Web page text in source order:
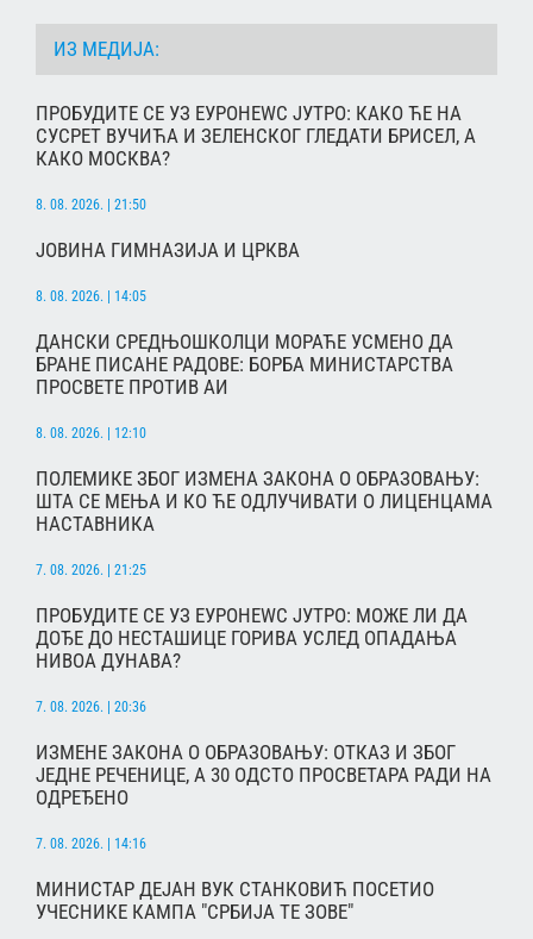
ИЗ МЕДИЈА:
ПРОБУДИТЕ СЕ УЗ ЕУРОНЕWС ЈУТРО: КАКО ЋЕ НА
СУСРЕТ ВУЧИЋА И ЗЕЛЕНСКОГ ГЛЕДАТИ БРИСЕЛ, А
КАКО МОСКВА?
8. 08. 2026. | 21:50
ЈОВИНА ГИМНАЗИЈА И ЦРКВА
8. 08. 2026. | 14:05
ДАНСКИ СРЕДЊОШКОЛЦИ МОРАЋЕ УСМЕНО ДА
БРАНЕ ПИСАНЕ РАДОВЕ: БОРБА МИНИСТАРСТВА
ПРОСВЕТЕ ПРОТИВ АИ
8. 08. 2026. | 12:10
ПОЛЕМИКЕ ЗБОГ ИЗМЕНА ЗАКОНА О ОБРАЗОВАЊУ:
ШТА СЕ МЕЊА И КО ЋЕ ОДЛУЧИВАТИ О ЛИЦЕНЦАМА
НАСТАВНИКА
7. 08. 2026. | 21:25
ПРОБУДИТЕ СЕ УЗ ЕУРОНЕWС ЈУТРО: МОЖЕ ЛИ ДА
ДОЂЕ ДО НЕСТАШИЦЕ ГОРИВА УСЛЕД ОПАДАЊА
НИВОА ДУНАВА?
7. 08. 2026. | 20:36
ИЗМЕНЕ ЗАКОНА О ОБРАЗОВАЊУ: ОТКАЗ И ЗБОГ
ЈЕДНЕ РЕЧЕНИЦЕ, А 30 ОДСТО ПРОСВЕТАРА РАДИ НА
ОДРЕЂЕНО
7. 08. 2026. | 14:16
МИНИСТАР ДЕЈАН ВУК СТАНКОВИЋ ПОСЕТИО
УЧЕСНИКЕ КАМПА "СРБИЈА ТЕ ЗОВЕ"